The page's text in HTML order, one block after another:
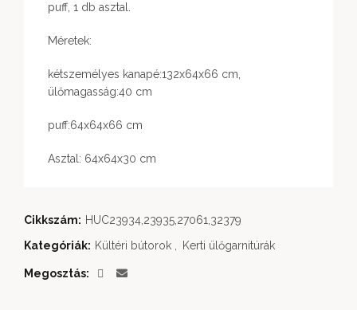
puff, 1 db asztal.
Méretek:
kétszemélyes kanapé:132x64x66 cm,
ülőmagasság:40 cm
puff:64x64x66 cm
Asztal: 64x64x30 cm
Cikkszám: HUC23934,23935,27061,32379
Kategóriák: Kültéri bútorok Kerti ülőgarnitúrák
Megosztás